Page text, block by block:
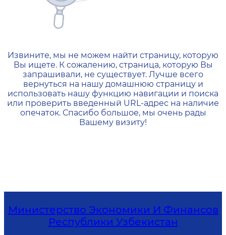
404 — Страница не
Извините, мы не можем найти страницу, которую
Вы ищете. К сожалению, страница, которую Вы
запрашивали, не существует. Лучше всего
вернуться на нашу домашнюю страницу и
использовать нашу функцию навигации и поиска
или проверить введенный URL-адрес на наличие
опечаток. Спасибо большое, мы очень рады
Вашему визиту!
Министерство Экономики И Финансов
Республики Узбекистан